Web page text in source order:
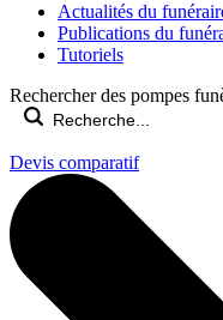
Actualités du
Publications du
Tutoriels
Rechercher des pompes
Devis comparatif